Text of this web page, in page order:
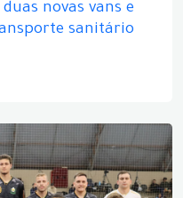
novas vans e
sanitário